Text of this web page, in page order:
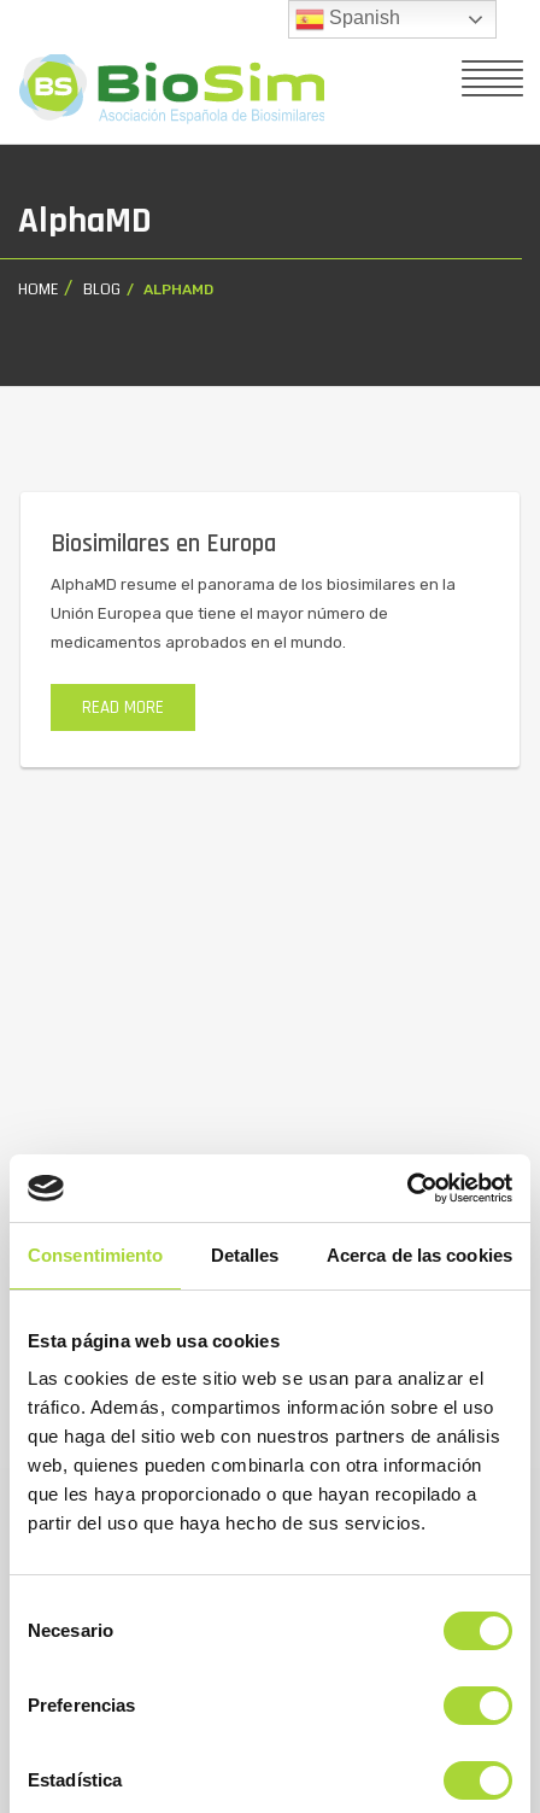
Consentimiento Detalles Acerca de las cookies
Esta página web usa cookies
Las cookies de este sitio web se usan para analizar el
tráfico. Además, compartimos información sobre el uso
que haga del sitio web con nuestros partners de análisis
web, quienes pueden combinarla con otra información
que les haya proporcionado o que hayan recopilado a
partir del uso que haya hecho de sus servicios.
Necesario
Preferencias
Estadística
AlphaMD
HOME BLOG ALPHAMD
Biosimilares en Europa
AlphaMD resume el panorama de los biosimilares en la
Unión Europea que tiene el mayor número de
medicamentos aprobados en el mundo.
READ MORE
BioSim
Spanish